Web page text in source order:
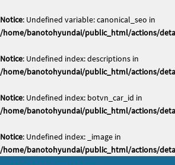
Notice: Undefined variable: canonical_seo in
/home/banotohyundai/public_html/actions/
Notice: Undefined index: descriptions in
/home/banotohyundai/public_html/actions/
Notice: Undefined index: botvn_car_id in
/home/banotohyundai/public_html/actions/
Notice: Undefined index: _image in
/home/banotohyundai/public_html/actions/